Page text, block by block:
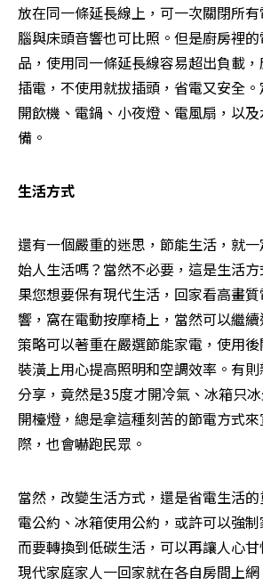
放在同一條延長線上，可一次關閉所
腦與床頭音響也可比照。但是廚房裡
品，使用同一條延長線容易超出負載
插電，不使用就拔插頭，省電又安全
開飲機、電鍋、小夜燈、電風扇，以
備。
生活方式
還有一個嚴重的迷思，節能生活，就
始人生活嗎？當然不必要，這是生活
果您想要保有現代生活，回家看高畫
響，窩在電動按摩椅上，當然可以繼
策略可以著重在嚴選節能家電，使用
裝潢上用心提高照明和空調效率。有
分享，竟然是35度才開冷氣、冰箱只
開檯燈，總是拿這種刻苦的節電方式
際，也會嚇跑民眾。
當然，改變生活方式，還是省電生活
電公約、冰箱使用公約，或許可以強
而要轉換到低碳生活，可以再讓人心甘
現代家庭家人一回家就在各自房間上